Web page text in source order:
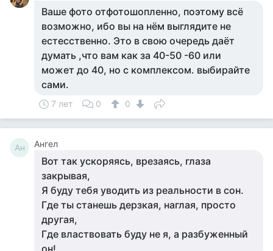
Ваше фото отфотошопленно, поэтому всё
возможно, ибо вы на нём выглядите не
естесственно. Это в свою очередь даёт
думать ,что вам как за 40-50 -60 или
может до 40, но с комплексом. выбирайте
сами.
7 лет 0 0
Ан Ангел
Вот так ускоряясь, врезаясь, глаза
закрывая,
Я буду тебя уводить из реальности в сон.
Где ты станешь дерзкая, наглая, просто
другая,
Где властвовать буду не я, а разбуженный
он!